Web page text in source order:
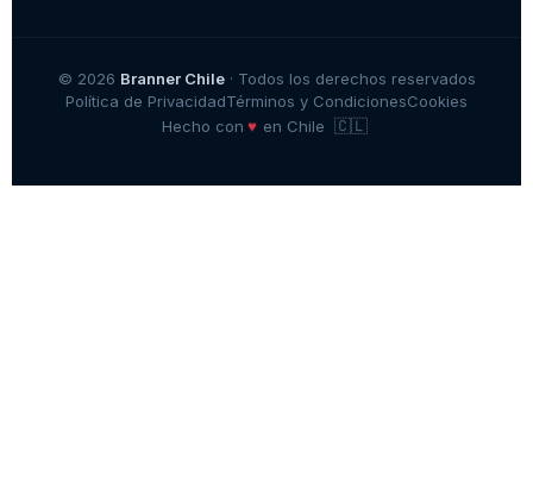
© 2026 Branner Chile· Todos los derechos reservados
Política de PrivacidadTérminos y CondicionesCookies
Hecho con ♥ en Chile 🇨🇱